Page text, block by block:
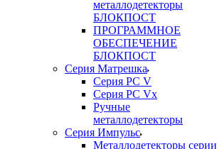
металлодетекторы
БЛОКПОСТ
ПРОГРАММНОЕ
ОБЕСПЕЧЕНИЕ
БЛОКПОСТ
Серия Матрешка
Серия PC V
Серия PC Vx
Ручные
металлодетекторы
Серия Импульс
Металлодетекторы серии